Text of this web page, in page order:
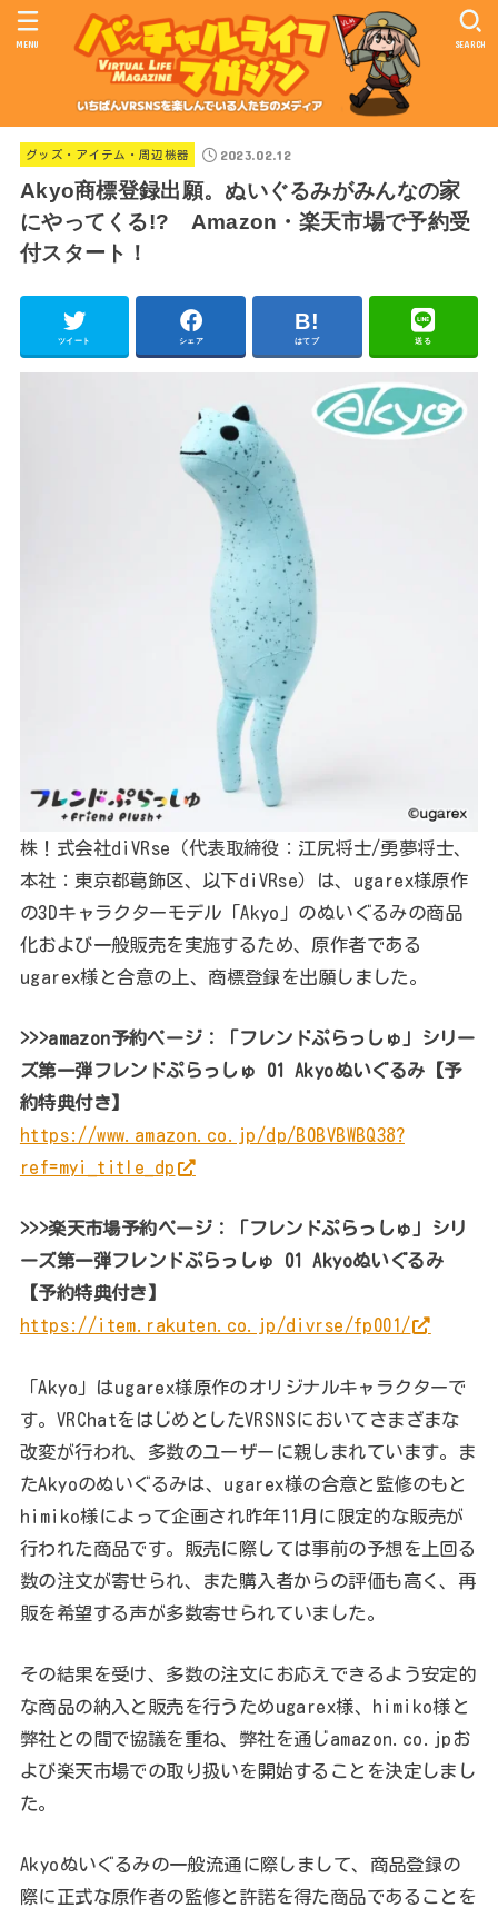
SEARCH
MENU
グッズ・アイテム・周辺機器 2023.02.12
Akyo商標登録出願。ぬいぐるみがみんなの家
にやってくる!? Amazon・楽天市場で予約受
付スタート！
ツイート シェア はてブ 送る
株！式会社diVRse（代表取締役：江尻将士/勇夢将士、
本社：東京都葛飾区、以下diVRse）は、ugarex様原作
の3Dキャラクターモデル「Akyo」のぬいぐるみの商品
化および一般販売を実施するため、原作者である
ugarex様と合意の上、商標登録を出願しました。
>>>amazon予約ページ：
「フレンドぷらっしゅ」シリー
ズ第一弾フレンドぷらっしゅ 01 Akyoぬいぐるみ【予
約特典付き】
https://www.amazon.co.jp/dp/B0BVBWBQ38?
ref=myi_title_dp
>>>楽天市場予約ページ：「フレンドぷらっしゅ」シリ
ーズ第一弾フレンドぷらっしゅ 01 Akyoぬいぐるみ
【予約特典付き】
https://item.rakuten.co.jp/divrse/fp001/
「Akyo」はugarex様原作のオリジナルキャラクターで
す。VRChatをはじめとしたVRSNSにおいてさまざまな
改変が行われ、多数のユーザーに親しまれています。ま
たAkyoのぬいぐるみは、ugarex様の合意と監修のもと
himiko様によって企画され昨年11月に限定的な販売が
行われた商品です。販売に際しては事前の予想を上回る
数の注文が寄せられ、また購入者からの評価も高く、再
販を希望する声が多数寄せられていました。
その結果を受け、多数の注文にお応えできるよう安定的
な商品の納入と販売を行うためugarex様、himiko様と
弊社との間で協議を重ね、弊社を通じamazon.co.jpお
よび楽天市場での取り扱いを開始することを決定しまし
た。
Akyoぬいぐるみの一般流通に際しまして、商品登録の
際に正式な原作者の監修と許諾を得た商品であることを